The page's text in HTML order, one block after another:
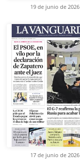
19 de junio de 2026
17 de junio de 2026